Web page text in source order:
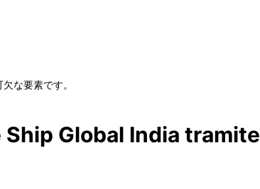
な要素です。
Global India tramite